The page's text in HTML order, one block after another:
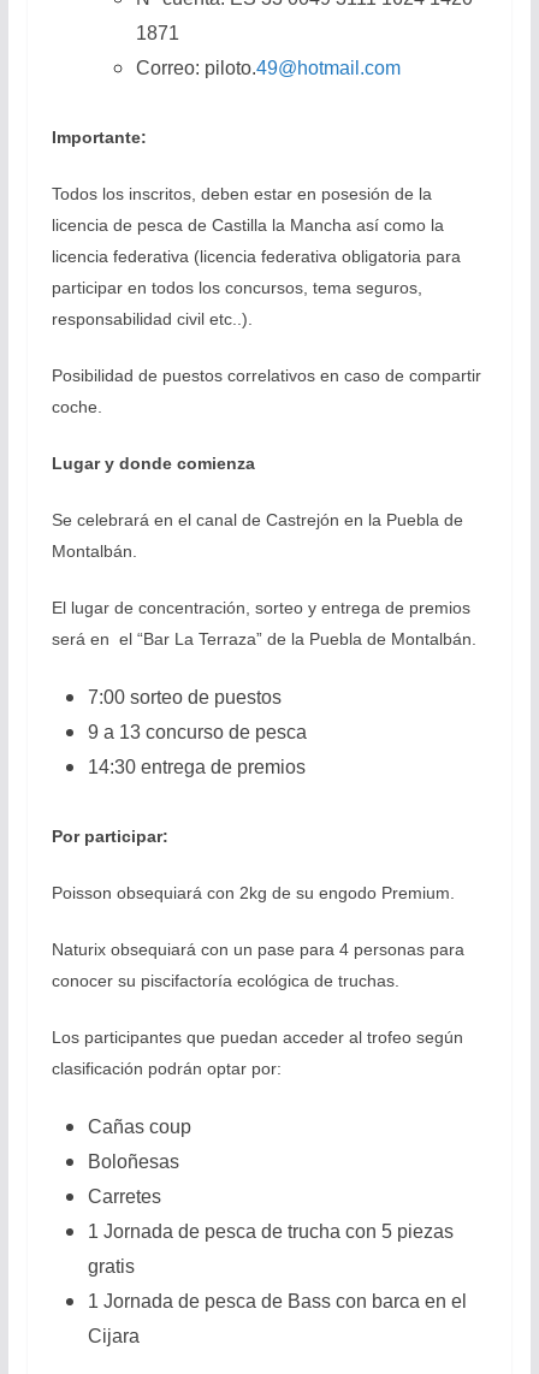
1871
Correo: piloto.49@hotmail.com
Importante:
Todos los inscritos, deben estar en posesión de la
licencia de pesca de Castilla la Mancha así como la
licencia federativa (licencia federativa obligatoria para
participar en todos los concursos, tema seguros,
responsabilidad civil etc..).
Posibilidad de puestos correlativos en caso de compartir
coche.
Lugar y donde comienza
Se celebrará en el canal de Castrejón en la Puebla de
Montalbán.
El lugar de concentración, sorteo y entrega de premios
será en el “Bar La Terraza” de la Puebla de Montalbán.
7:00 sorteo de puestos
9 a 13 concurso de pesca
14:30 entrega de premios
Por participar:
Poisson obsequiará con 2kg de su engodo Premium.
Naturix obsequiará con un pase para 4 personas para
conocer su piscifactoría ecológica de truchas.
Los participantes que puedan acceder al trofeo según
clasificación podrán optar por:
Cañas coup
Boloñesas
Carretes
1 Jornada de pesca de trucha con 5 piezas
gratis
1 Jornada de pesca de Bass con barca en el
Cijara